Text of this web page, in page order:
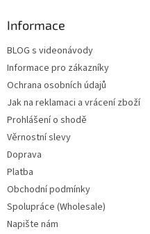
Informace
BLOG s videonávody
Informace pro zákazníky
Ochrana osobních údajů
Jak na reklamaci a vrácení zboží
Prohlášení o shodě
Věrnostní slevy
Doprava
Platba
Obchodní podmínky
Spolupráce (Wholesale)
Napište nám